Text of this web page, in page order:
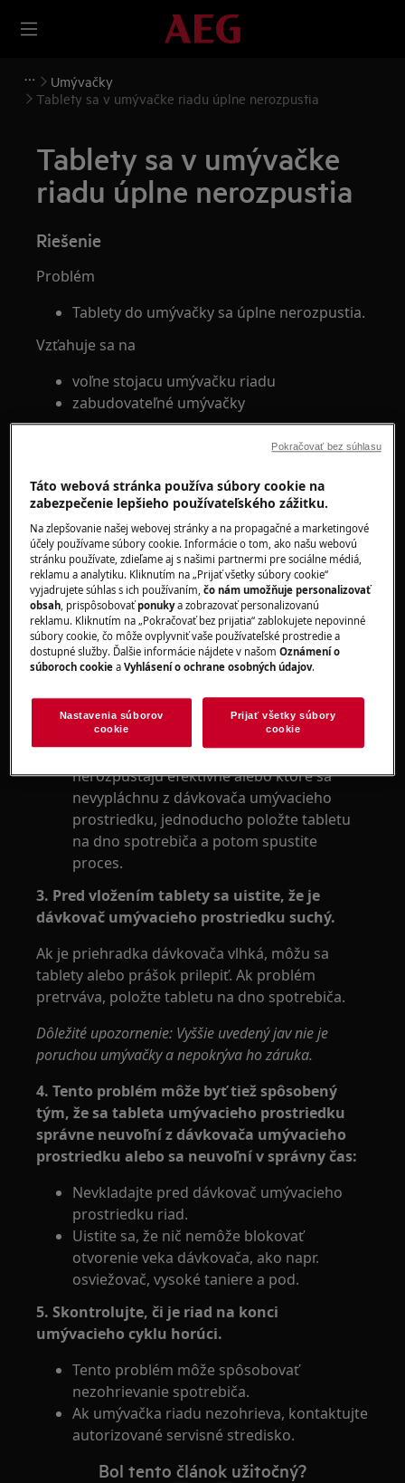
Umývačky
Tablety sa v umývačke riadu úplne nerozpustia
Tablety sa v umývačke
riadu úplne nerozpustia
Riešenie
Problém
Tablety do umývačky sa úplne nerozpustia.
Vzťahuje sa na
voľne stojacu umývačku riadu
zabudovateľné umývačky
prostriedku na riade, používajte tablety do
umývačky pre dlhé cykly.
Tablety do umývačky sa nemusia úplne rozpustiť
pri krátkych cykloch, tam odporúčame používať
práškový umývací prostriedok.
2. Vyskúšajte inú značku tabliet do umývačky
riadu alebo namiesto toho použite práškový
prostriedok.
Určité značky tabliet do umývačky riadu sa
nemusia úplne rozpustiť.
Ak ste zakúpili tablety, ktoré sa
nerozpúšťajú efektívne alebo ktoré sa
nevypláchnu z dávkovača umývacieho
prostriedku, jednoducho položte tabletu
na dno spotrebiča a potom spustite
proces.
3. Pred vložením tablety sa uistite, že je
dávkovač umývacieho prostriedku suchý.
Ak je priehradka dávkovača vlhká, môžu sa
tablety alebo prášok prilepiť. Ak problém
pretrváva, položte tabletu na dno spotrebiča.
Dôležité upozornenie: Vyššie uvedený jav nie je
poruchou umývačky a nepokrýva ho záruka.
4. Tento problém môže byť tiež spôsobený
tým, že sa tableta umývacieho prostriedku
správne neuvoľní z dávkovača umývacieho
prostriedku alebo sa neuvoľní v správny čas:
Nevkladajte pred dávkovač umývacieho
prostriedku riad.
Uistite sa, že nič nemôže blokovať
otvorenie veka dávkovača, ako napr.
osviežovač, vysoké taniere a pod.
5. Skontrolujte, či je riad na konci
umývacieho cyklu horúci.
Tento problém môže spôsobovať
nezohrievanie spotrebiča.
Ak umývačka riadu nezohrieva, kontaktujte
autorizované servisné stredisko.
Bol tento článok užitočný?
Táto webová stránka používa súbory cookie na
zabezpečenie lepšieho používateľského zážitku.
Na zlepšovanie našej webovej stránky a na propagačné a marketingové
účely používame súbory cookie. Informácie o tom, ako našu webovú
stránku používate, zdieľame aj s našimi partnermi pre sociálne médiá,
reklamu a analytiku. Kliknutím na „Prijať všetky súbory cookie“
vyjadrujete súhlas s ich používaním,čo nám umožňuje personalizovať
obsah, prispôsobovaťponukya zobrazovať personalizovanú
reklamu. Kliknutím na „Pokračovať bez prijatia“ zablokujete nepovinné
súbory cookie, čo môže ovplyvniť vaše používateľské prostredie a
dostupné služby. Ďalšie informácie nájdete v našomOznámení o
súboroch cookie aVyhlásení o ochrane osobných údajov.
Nastavenia súborov
cookie
Prijať všetky súbory
cookie
Pokračovať bez súhlasu